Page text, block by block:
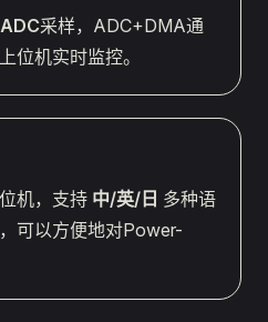
采样，ADC+DMA通
位机实时监控。
机，支持 中/英/日 多种语
，可以方便地对Power-